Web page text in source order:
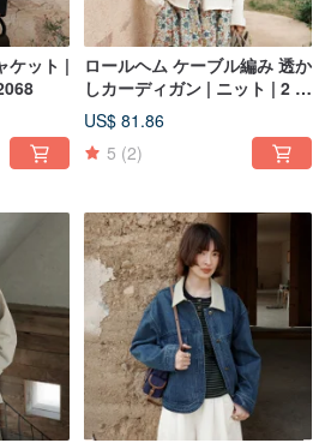
ケット |
ロールヘム ケーブル編み 透か
しカーディガン | ニット | 2 色
| 春物 | Sora-2066
US$ 81.86
5 (2)